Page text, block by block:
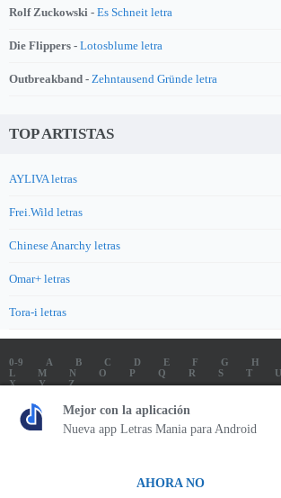
Rolf Zuckowski - Es Schneit letra
Die Flippers - Lotosblume letra
Outbreakband - Zehntausend Gründe letra
TOP ARTISTAS
AYLIVA letras
Frei.Wild letras
Chinese Anarchy letras
Omar+ letras
Tora-i letras
0-9 A B C D E F G H
L
M N O P Q R S T
X
Y
Z
LETRAS
SOUNDTRACK LETRAS
TOP 100 LETRAS
ENVIA LETRAS
Letrasmania.com - Copyright © 2026 - All Rights
Mejor con la aplicación
Nueva app Letras Mania para Android
AHORA NO